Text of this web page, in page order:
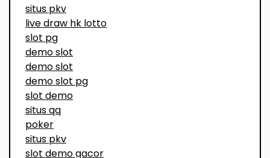
situs pkv
live draw hk lotto
slot pg
demo slot
demo slot
demo slot pg
slot demo
situs qq
poker
situs pkv
slot demo gacor